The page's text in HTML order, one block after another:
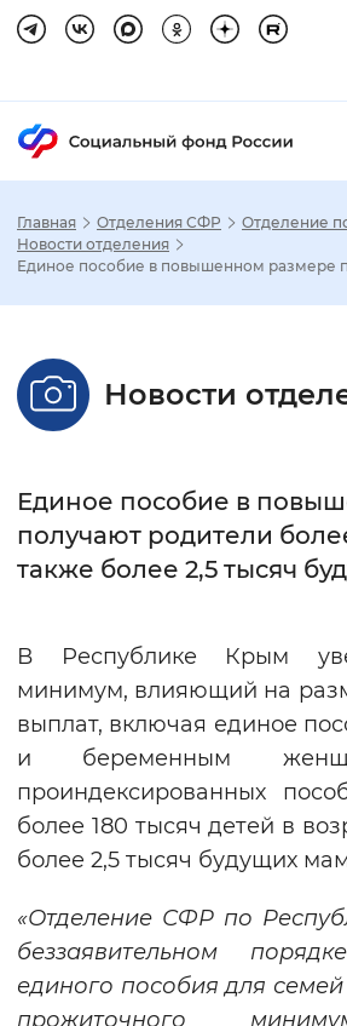
Настройка режима
Стандартный
Интервал между
Цвет
Монохромный
Синий
Включены
Звуковой
Воспроизвести
Главная Отделения СФР
Отделение
Новости отделения
Единое пособие в повышенном размере
Новости
Единое пособие в
получают родители
также более 2,5 тысяч
В Республике Крым
минимум, влияющий на
выплат, включая единое
и беременным
проиндексированных
более 180 тысяч детей в
более 2,5 тысяч будущих
«Отделение СФР по
беззаявительном
единого пособия для
прожиточного